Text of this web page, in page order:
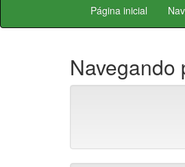
Página inicial
Navegando